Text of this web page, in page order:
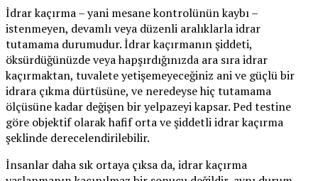
İdrar kaçırma – yani mesane kontrolünün kaybı –
istenmeyen, devamlı veya düzenli aralıklarla idrar
tutamama durumudur. İdrar kaçırmanın şiddeti,
öksürdüğünüzde veya hapşırdığınızda ara sıra idrar
kaçırmaktan, tuvalete yetişemeyeceğiniz ani ve güçlü bir
idrara çıkma dürtüsüne, ve neredeyse hiç tutamama
ölçüsüne kadar değişen bir yelpazeyi kapsar. Ped testine
göre objektif olarak hafif orta ve şiddetli idrar kaçırma
şeklinde derecelendirilebilir.
İnsanlar daha sık ortaya çıksa da, idrar kaçırma